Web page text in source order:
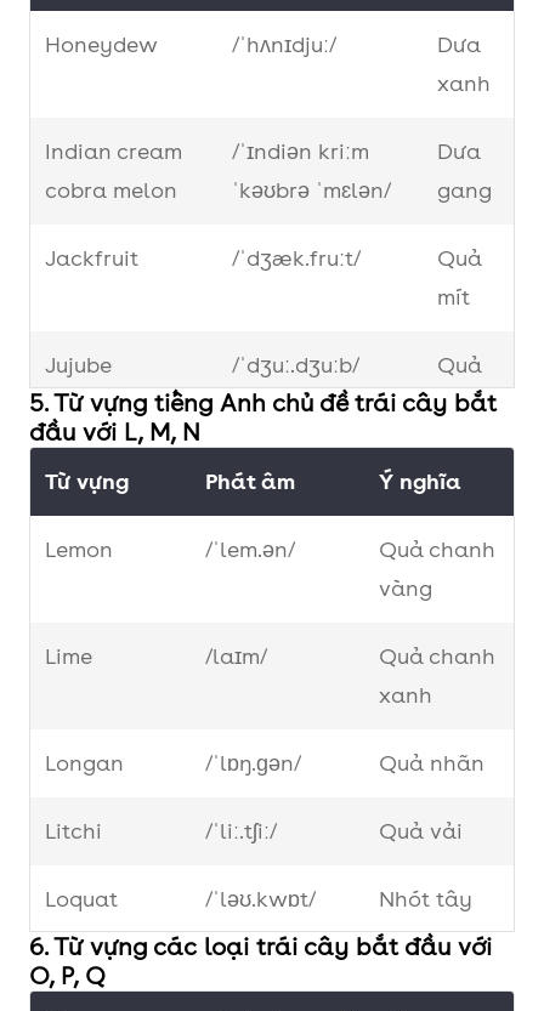
Date /deɪt/ Quả chà là
Quả thanh
Durian /ˈdʒʊə.ri.ən/
Quả sầu
Honeydew /ˈhʌnɪdjuː/
Dưa
xanh
Indian cream
cobra melon
/ˈɪndiən kriːm
ˈkəʊbrə ˈmɛlən/
Dưa
gang
Jackfruit /ˈdʒæk.fruːt/
Quả
mít
Jujube /ˈdʒuː.dʒuːb/
Quả
táo
ta
Juniper berry /ˈʤuːnɪpə ˈbɛri/
Bách
xù
mốc
Kiwi
5. Từ vựng tiếng Anh chủ đề trái cây bắt
đầu với L, M, N
Từ vựng Phát âm Ý nghĩa
Lemon /ˈlem.ən/
Quả chanh
vàng
Lime /laɪm/
Quả chanh
xanh
Longan /ˈlɒŋ.ɡən/ Quả nhãn
Litchi /ˈliː.tʃiː/ Quả vải
Loquat /ˈləʊ.kwɒt/ Nhót tây
Mangosteen
6. Từ vựng các loại trái cây bắt đầu với
O, P, Q